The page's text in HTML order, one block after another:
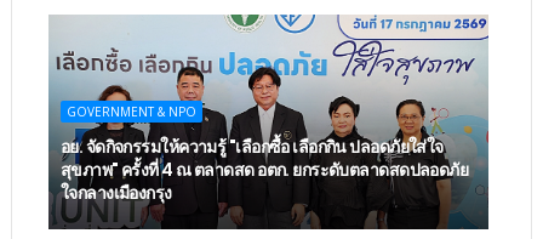
GOVERNMENT & NPO
อย. จัดกิจกรรมให้ความรู้ "เลือกซื้อ เลือกกิน ปลอดภัยใส่ใจ
สุขภาพ" ครั้งที่ 4 ณ ตลาดสด อตก. ยกระดับตลาดสดปลอดภัย
ใจกลางเมืองกรุง